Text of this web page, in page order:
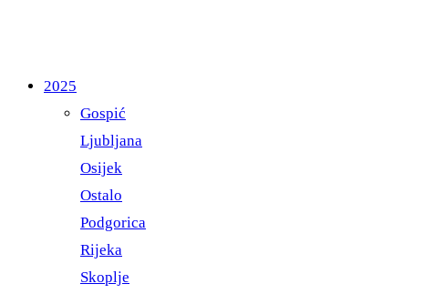
2025
Gospić
Ljubljana
Osijek
Ostalo
Podgorica
Rijeka
Skoplje